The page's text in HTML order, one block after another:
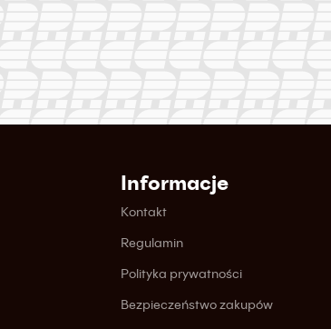
Informacje
Kontakt
Regulamin
Polityka prywatności
Bezpieczeństwo zakupów